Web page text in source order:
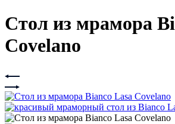
Стол из мрамора
Covelano